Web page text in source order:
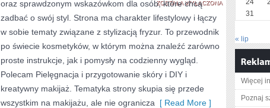
FRYZUR
ZOSTAŁA WYŁĄCZONA
oraz sprawdzonym wskazówkom dla osób, które chcą
zadbać o swój styl. Strona ma charakter lifestylowy i łączy
w sobie tematy związane z stylizacją fryzur. To przewodnik
po świecie kosmetyków, w którym można znaleźć zarówno
proste instrukcje, jak i pomysły na codzienny wygląd.
Polecam Pielęgnacja i przygotowanie skóry i DIY i
kreatywny makijaż. Tematyka strony skupia się przede
wszystkim na makijażu, ale nie ogranicza [ Read More ]
24
31
« lip
Więcej
Poznaj